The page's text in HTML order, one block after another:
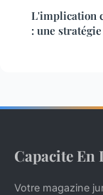
L'implication
: une
Capacite
Votre magazine